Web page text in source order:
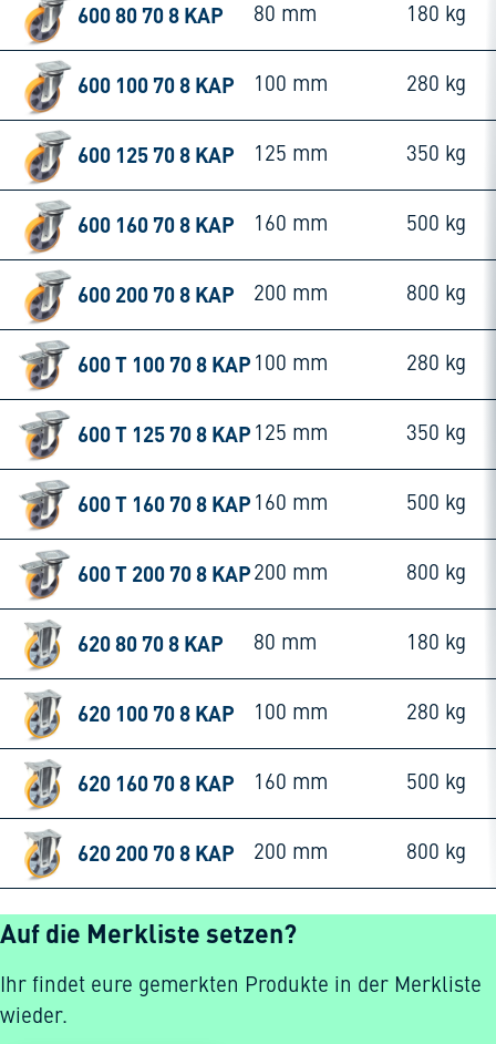
600 80 70 8 KAP 80 mm 180 kg
600 100 70 8 KAP 100 mm 280 kg
600 125 70 8 KAP 125 mm 350 kg
600 160 70 8 KAP 160 mm 500 kg
600 200 70 8 KAP 200 mm 800 kg
600 T 100 70 8 KAP 100 mm 280 kg
600 T 125 70 8 KAP 125 mm 350 kg
600 T 160 70 8 KAP 160 mm 500 kg
600 T 200 70 8 KAP 200 mm 800 kg
620 80 70 8 KAP 80 mm 180 kg
620 100 70 8 KAP 100 mm 280 kg
620 160 70 8 KAP 160 mm 500 kg
620 200 70 8 KAP 200 mm 800 kg
Auf die Merkliste setzen?
Ihr findet eure gemerkten Produkte in der Merkliste
wieder.